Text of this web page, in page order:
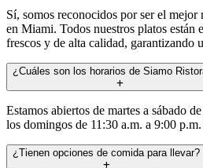
Sí, somos reconocidos por ser el mejor
en Miami. Todos nuestros platos están
frescos y de alta calidad, garantizando
¿Cuáles son los horarios de Siamo
Estamos abiertos de martes a sábado
los domingos de 11:30 a.m. a 9:00
¿Tienen opciones de comida para llevar?